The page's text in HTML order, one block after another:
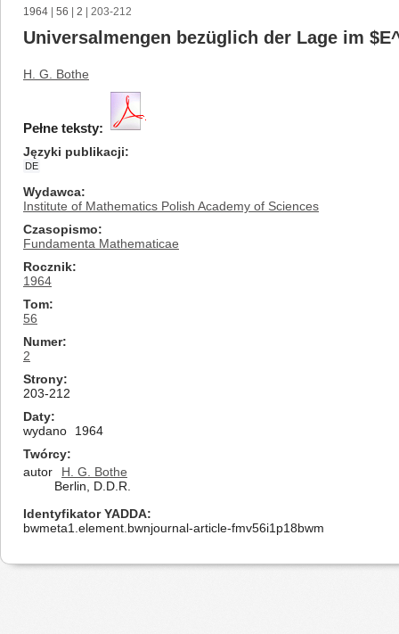
1964 56 2 | 203-212
Universalmengen bezüglich der Lage im
H. G. Bothe
Pełne teksty:
Języki publikacji
DE
Wydawca
Institute of Mathematics Polish Academy of Sciences
Czasopismo
Fundamenta Mathematicae
Rocznik
1964
Tom
56
Numer
2
Strony
203-212
Daty
wydano
1964
Twórcy
autor
H. G. Bothe
Berlin, D.D.R.
Identyfikator YADDA
bwmeta1.element.bwnjournal-article-fmv56i1p18bwm